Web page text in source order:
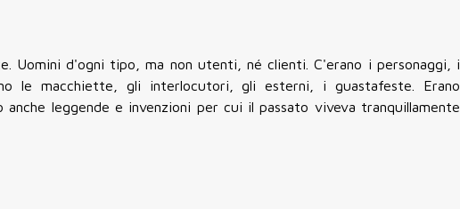
Uomini d'ogni tipo, ma non utenti, né clienti. C'erano i personaggi, i
le macchiette, gli interlocutori, gli esterni, i guastafeste. Erano
anche leggende e invenzioni per cui il passato viveva tranquillamente